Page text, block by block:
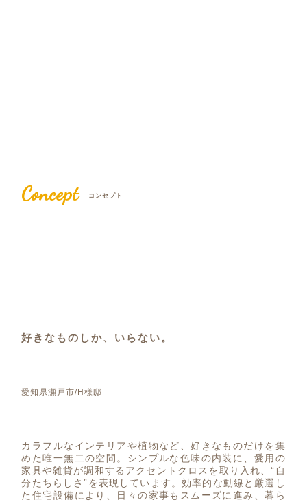
Concept コンセプト
好きなものしか、いらない。
愛知県瀬戸市/H様邸
カラフルなインテリアや植物など、好きなものだけを集
めた唯一無二の空間。シンプルな色味の内装に、愛用の
家具や雑貨が調和するアクセントクロスを取り入れ、“自
分たちらしさ”を表現しています。効率的な動線と厳選し
た住宅設備により、日々の家事もスムーズに進み、暮ら